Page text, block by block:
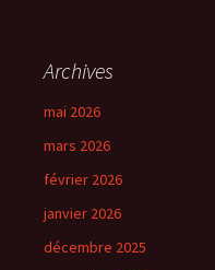
Archives
mai 2026
mars 2026
février 2026
janvier 2026
décembre 2025